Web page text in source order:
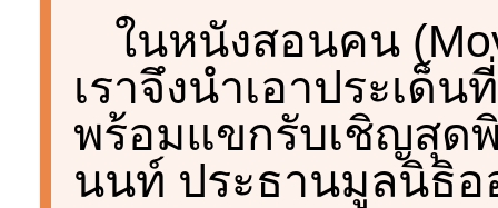
ในหนังสอนคน
เราจึงนำเอาประเด็
พร้อมแขกรับเชิญสุด
นนท์ ประธานมูลนิธิอ